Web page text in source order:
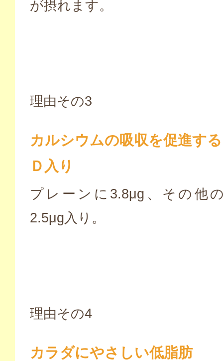
が摂れます。
理由その3
カルシウムの吸収を促進す
Ｄ入り
プレーンに3.8μg、その他
2.5μg入り。
理由その4
カラダにやさしい低脂肪